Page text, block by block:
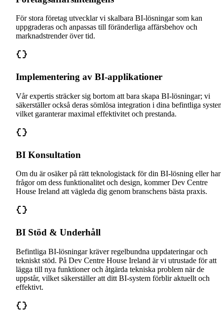
För stora företag utvecklar vi skalbara BI-lösningar som kan
uppgraderas och anpassas till föränderliga affärsbehov och
marknadstrender över tid.
Implementering av BI-applikationer
Vår expertis sträcker sig bortom att bara skapa BI-lösningar; vi
säkerställer också deras sömlösa integration i dina befintliga
vilket garanterar maximal effektivitet och prestanda.
BI Konsultation
Om du är osäker på rätt teknologistack för din BI-lösning eller har
frågor om dess funktionalitet och design, kommer Dev Centre
House Ireland att vägleda dig genom branschens bästa praxis.
BI Stöd & Underhåll
Befintliga BI-lösningar kräver regelbundna uppdateringar och
tekniskt stöd. På Dev Centre House Ireland är vi utrustade för att
lägga till nya funktioner och åtgärda tekniska problem när de
uppstår, vilket säkerställer att ditt BI-system förblir aktuellt och
effektivt.